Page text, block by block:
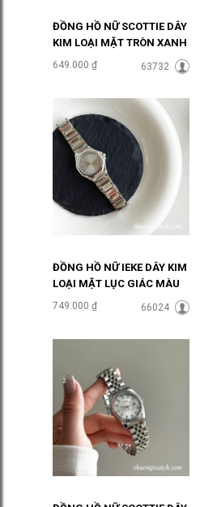
ĐỒNG HỒ NỮ SCOTTIE DÂY
KIM LOẠI MẶT TRÒN XANH
NGỌC ĐHĐ48303
649.000 ₫ 63732
ĐỒNG HỒ NỮ IEKE DÂY KIM
LOẠI MẶT LỤC GIÁC MÀU
XÁM ĐHĐ48502
749.000 ₫ 66024